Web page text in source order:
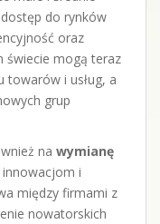
do rynków
oraz
świecie mogą teraz
towarów i usług, a
grup
na wymianę
i
między firmami z
nowatorskich